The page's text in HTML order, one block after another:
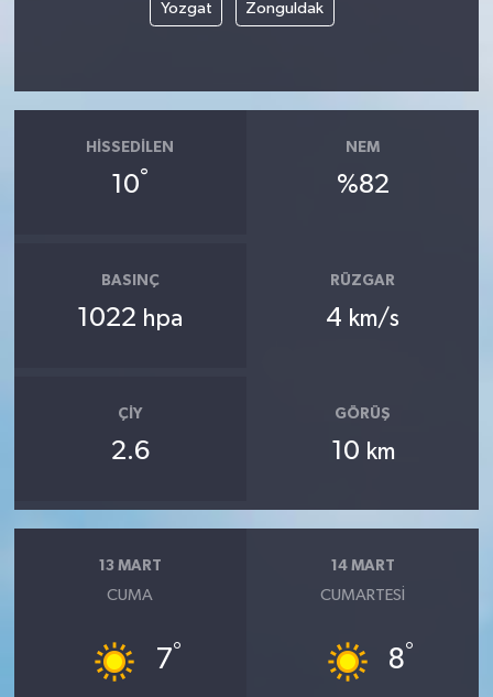
Yozgat Zonguldak
HISSEDILEN
10°
NEM
%82
BASINÇ
1022 hpa
RÜZGAR
4 km/s
ÇIY
2.6
GÖRÜŞ
10 km
13 MART
CUMA
7°
14 MART
CUMARTESI
8°